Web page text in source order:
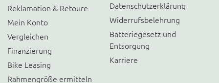
Reklamation & Retoure
Mein Konto
Vergleichen
Finanzierung
Bike Leasing
Rahmengröße ermitteln
Datenschutzerklärung
Widerrufsbelehrung
Batteriegesetz und
Entsorgung
Karriere